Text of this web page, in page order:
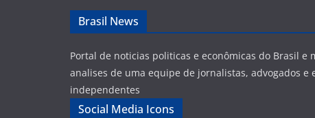
Brasil News
Portal de noticias politicas e econômicas do Brasil e
analises de uma equipe de jornalistas, advogados e
independentes
Social Media Icons